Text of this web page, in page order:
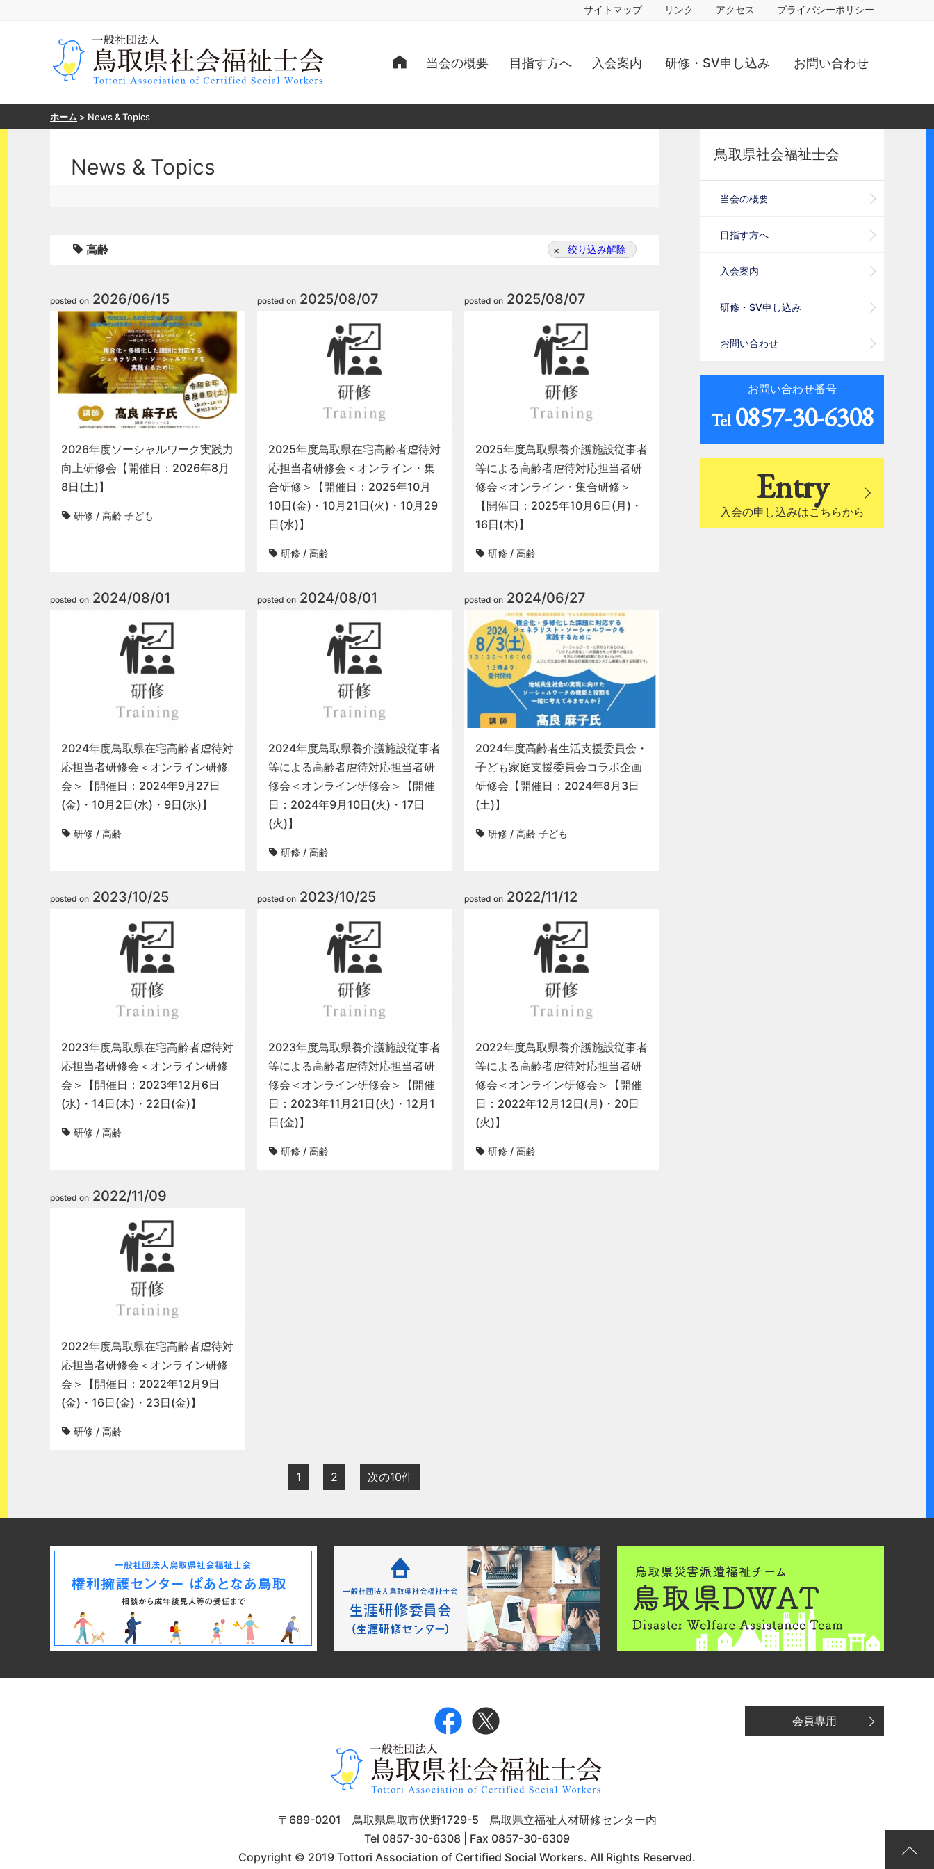
サイトマップ リンク アクセス プライバシーポリシー
当会の概要 目指す方へ 入会案内 研修・SV申し込み お問い合わせ
ホーム > News & Topics
News & Topics
高齢 絞り込み解除
posted on 2026/06/15
2026年度ソーシャルワーク実践力
向上研修会【開催日：2026年8月
8日(土)】
研修 / 高齢 子ども
posted on2025/08/07
2025年度鳥取県在宅高齢者虐待対
応担当者研修会＜オンライン・集
合研修＞【開催日：2025年10月
10日(金)・10月21日(火)・10月29
日(水)】
研修/ 高齢
posted on2025/08/07
2025年度鳥取県養介護施設従事者
等による高齢者虐待対応担当者研
修会＜オンライン・集合研修＞
【開催日：2025年10月6日(月)・
16日(木)】
研修/ 高齢
posted on 2024/08/01
2024年度鳥取県在宅高齢者虐待対
応担当者研修会＜オンライン研修
会＞【開催日：2024年9月27日
(金)・10月2日(水)・9日(水)】
研修 / 高齢
posted on2024/08/01
2024年度鳥取県養介護施設従事者
等による高齢者虐待対応担当者研
修会＜オンライン研修会＞【開催
日：2024年9月10日(火)・17日
(火)】
研修/ 高齢
posted on2024/06/27
2024年度高齢者生活支援委員会・
子ども家庭支援委員会コラボ企画
研修会【開催日：2024年8月3日
(土)】
研修/ 高齢 子ども
posted on 2023/10/25
2023年度鳥取県在宅高齢者虐待対
応担当者研修会＜オンライン研修
会＞【開催日：2023年12月6日
(水)・14日(木)・22日(金)】
研修 / 高齢
posted on2023/10/25
2023年度鳥取県養介護施設従事者
等による高齢者虐待対応担当者研
修会＜オンライン研修会＞【開催
日：2023年11月21日(火)・12月1
日(金)】
研修/ 高齢
posted on2022/11/12
2022年度鳥取県養介護施設従事者
等による高齢者虐待対応担当者研
修会＜オンライン研修会＞【開催
日：2022年12月12日(月)・20日
(火)】
研修/ 高齢
posted on 2022/11/09
2022年度鳥取県在宅高齢者虐待対
応担当者研修会＜オンライン研修
会＞【開催日：2022年12月9日
(金)・16日(金)・23日(金)】
研修 / 高齢
1 2 次の10件
鳥取県社会福祉士会
当会の概要
目指す方へ
入会案内
研修・SV申し込み
お問い合わせ
お問い合わせ番号
Tel0857-30-6308
Entry
入会の申し込みはこちらから
会員専用
〒689-0201 鳥取県鳥取市伏野1729-5 鳥取県立福祉人材研修センター内
Tel 0857-30-6308 | Fax 0857-30-6309
Copyright © 2019 Tottori Association of Certified Social Workers. All Rights Reserved.